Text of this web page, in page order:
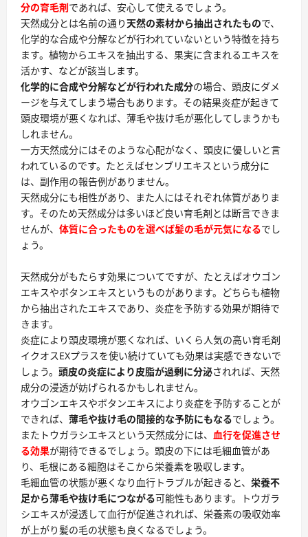
分の育毛剤であれば、安心して使えるでしょう。
天然成分とは名前の通り天然の素材から抽出されたもので、
化学的な合成や分解などが行われていないという特徴を持ち
ます。植物からエキスを抽出する、果実に含まれるエキスを
活かす、などが該当します。
化学的に合成や分解などが行われた成分の場合、頭皮にダメ
ージを与えてしまう場合もあります。その結果炎症が起きて
頭皮環境が悪くなれば、薄毛や抜け毛が悪化してしまうかも
しれません。
一方天然成分にはそのような心配がなく、頭皮に優しいと言
われているのです。たとえばセンブリエキス という成分に
は、副作用の報告例がありません。
天然成分にも相性があり、また人にはそれぞれ体質がありま
す。そのため天然成分は多いほど良い育毛剤とは断言できま
せんが、 体質に合ったものを選べば髪の毛が元気になるでし
ょう。
天然成分がもたらす効果についてですが、たとえばオウゴン
エキスやボタンエキスというものがあります。どちらも植物
から抽出されたエキスであり、炎症を予防する効果が期待で
きます。
炎症により頭皮環境が悪くなれば、いくら人気の高い育毛剤
イクオスEXプラスを使い続けていても効果は実感できないで
しょう。 頭皮の炎症により皮脂が過剰に分泌されれば、天然
成分の浸透が妨げられるかもしれません。
オウゴンエキスやボタンエキスにより炎症を予防することが
できれば、 薄毛や抜け毛の間接的な予防にもなるでしょう。
またトウガラシエキスという天然成分には、 血行を促進させ
る効果が期待できるでしょう。頭皮の下には毛細血管があ
り、毛根にある細胞はそこから栄養素を吸収します。
毛細血管の状態が悪くなり血行トラブルが起きると、 栄養不
足から薄毛や抜け毛につながる可能性もあります。トウガラ
シエキスが浸透して血行が促進されれば、栄養素の吸収効率
が上がり髪の毛の状態も良くなるでしょう。